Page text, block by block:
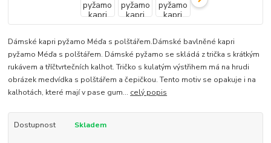
Dámské kapri pyžamo Méďa s polštářem.Dámské bavlněné kapri
pyžamo Méďa s polštářem. Dámské pyžamo se skládá z trička s krátkým
rukávem a tříčtvrtečních kalhot. Tričko s kulatým výstřihem má na hrudi
obrázek medvídka s polštářem a čepičkou. Tento motiv se opakuje i na
kalhotách, které mají v pase gum... celý popis
Dostupnost Skladem